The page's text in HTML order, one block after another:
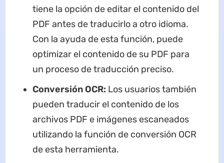
tiene la opción de editar el contenido del
PDF antes de traducirlo a otro idioma.
Con la ayuda de esta función, puede
optimizar el contenido de su PDF para
un proceso de traducción preciso.
Conversión OCR: Los usuarios también
pueden traducir el contenido de los
archivos PDF e imágenes escaneados
utilizando la función de conversión OCR
de esta herramienta.